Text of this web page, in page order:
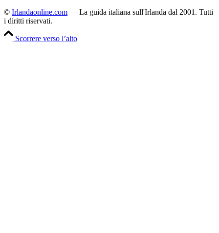
© Irlandaonline.com — La guida italiana sull'Irlanda dal 2001. Tutti
i diritti riservati.
Scorrere verso l’alto